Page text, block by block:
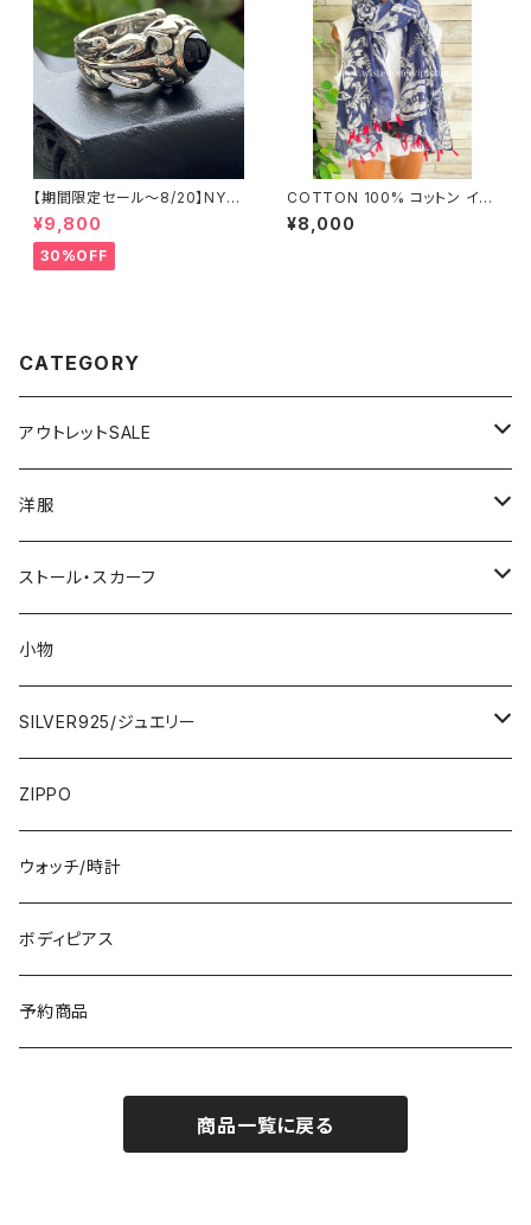
【期間限定セール～8/20】NYシ
ルバーリング 特大メンズリング
SILVER925 フェザーリング ナ
バホ族 インディアンジュエリー
太め 指輪 ホピ
¥9,800
30%OFF
COTTON 100% コットン イン
ポート大判ストール ｜ロングス
トール・心地よい肌触りのスカー
¥8,000
CATEGORY
アウトレットSALE
1000円
2000円
3000円
5000円
7000円
洋服
インポートワンピース
ロング・マキシ
ひざ・ミディ
トップス・カーディガン・アウター
カーディガン
イタリア製ジャケット
スカート・パンツ
ストール・スカーフ
大判ストール・ロングスカーフ
小さめスカーフ
コットンストール・スカーフ
冬物・マフラー
小物
SILVER925/ジュエリー
指輪・リング
ネックレス・ペンダントトップ
ピアス・イヤリング
ブレスレット・バングル
ZIPPO
ウォッチ/時計
ボディピアス
予約商品
商品一覧に戻る